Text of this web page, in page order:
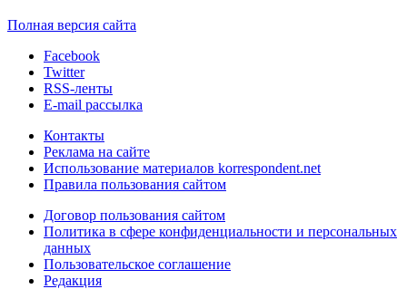
Полная версия сайта
Facebook
Twitter
RSS-ленты
E-mail рассылка
Контакты
Реклама на сайте
Использование материалов korrespondent.net
Правила пользования сайтом
Договор пользования сайтом
Политика в сфере конфиденциальности и персональных
данных
Пользовательское соглашение
Редакция